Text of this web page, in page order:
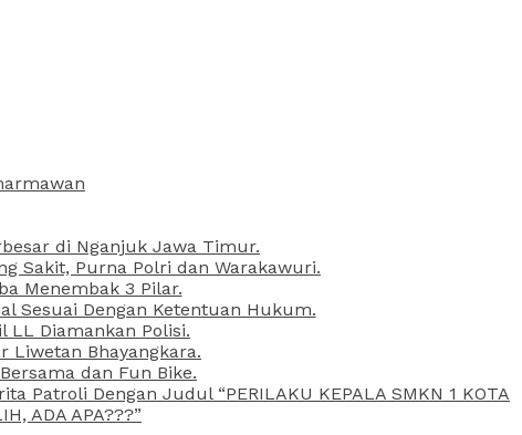
di Nganjuk Jawa Timur.
Sakit, Purna Polri dan Warakawuri.
Menembak 3 Pilar.
Sesuai Dengan Ketentuan Hukum.
LL Diamankan Polisi.
Liwetan Bhayangkara.
dan Fun Bike.
Patroli Dengan Judul “PERILAKU KEPALA SMKN 1 KOTA
ADA APA???”